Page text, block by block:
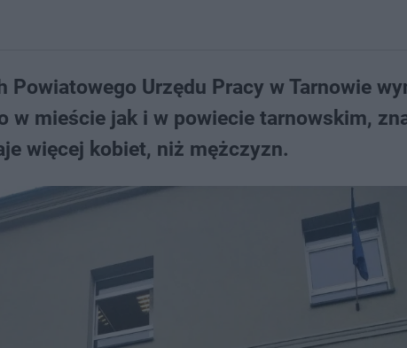
Urzędu Pracy w Tarnowie
w mieście jak i w powiecie tarnowskim,
więcej kobiet, niż mężczyzn.